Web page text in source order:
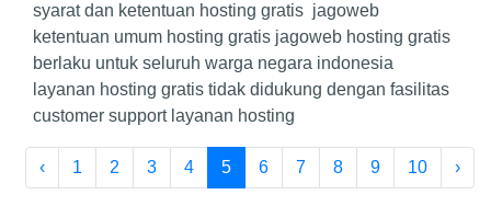
syarat dan ketentuan hosting gratis jagoweb
ketentuan umum hosting gratis jagoweb hosting gratis
berlaku untuk seluruh warga negara indonesia
layanan hosting gratis tidak didukung dengan fasilitas
customer support layanan hosting
‹ 1 2 3 4 5 6 7 8 9 10 ›